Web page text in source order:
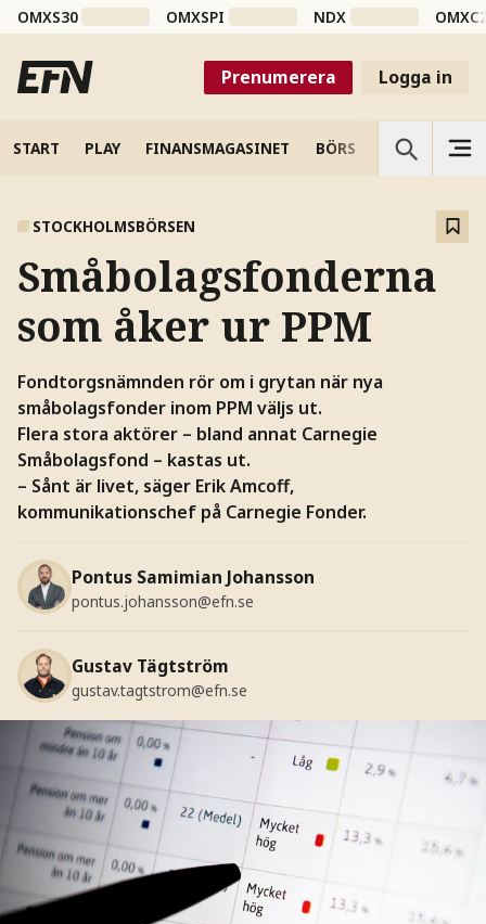
OMXS30 OMXSPI NDX
Prenumerera Logga in
START PLAY FINANSMAGASINET BÖRS VETENSKAP
STOCKHOLMSBÖRSEN
Småbolagsfonderna
som åker ur PPM
Fondtorgsnämnden rör om i grytan när nya
småbolagsfonder inom PPM väljs ut.
Flera stora aktörer – bland annat Carnegie
Småbolagsfond – kastas ut.
– Sånt är livet, säger Erik Amcoff,
kommunikationschef på Carnegie Fonder.
Pontus Samimian Johansson
pontus.johansson@efn.se
Gustav Tägtström
gustav.tagtstrom@efn.se